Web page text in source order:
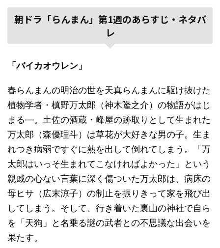
朝ドラ「らんまん」第1週のあらすじ・ネタバ
レ
「バイカオウレン」
春らんまんの明治の世を天真らんまんに駆け抜けた
植物学者・槙野万太郎（神木隆之介）の物語がはじ
まる―。土佐の酒蔵・峰屋の跡取りとして生まれた
万太郎（森優理斗）は草花が大好きな男の子。生ま
れつき病弱ですぐに熱を出して倒れてしまう。「万
太郎はいっそ生まれてこなければよかった」という
親戚の心ない言葉に深く傷ついた万太郎は、病床の
母ヒサ（広末涼子）の制止を振りきって家を飛び出
してしまう。そして、行き着いた裏山の神社で自ら
を「天狗」と名乗る謎の武者との不思議な出会いを
果たす。